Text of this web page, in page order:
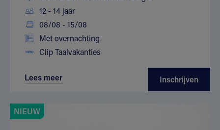
12 - 14 jaar
08/08 - 15/08
Met overnachting
Clip Taalvakanties
Lees meer Inschrijven
NIEUW